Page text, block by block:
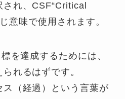
され、CSF“Critical
意味で使用されます。
を達成するためには、
れるはずです。
（経過）という言葉が